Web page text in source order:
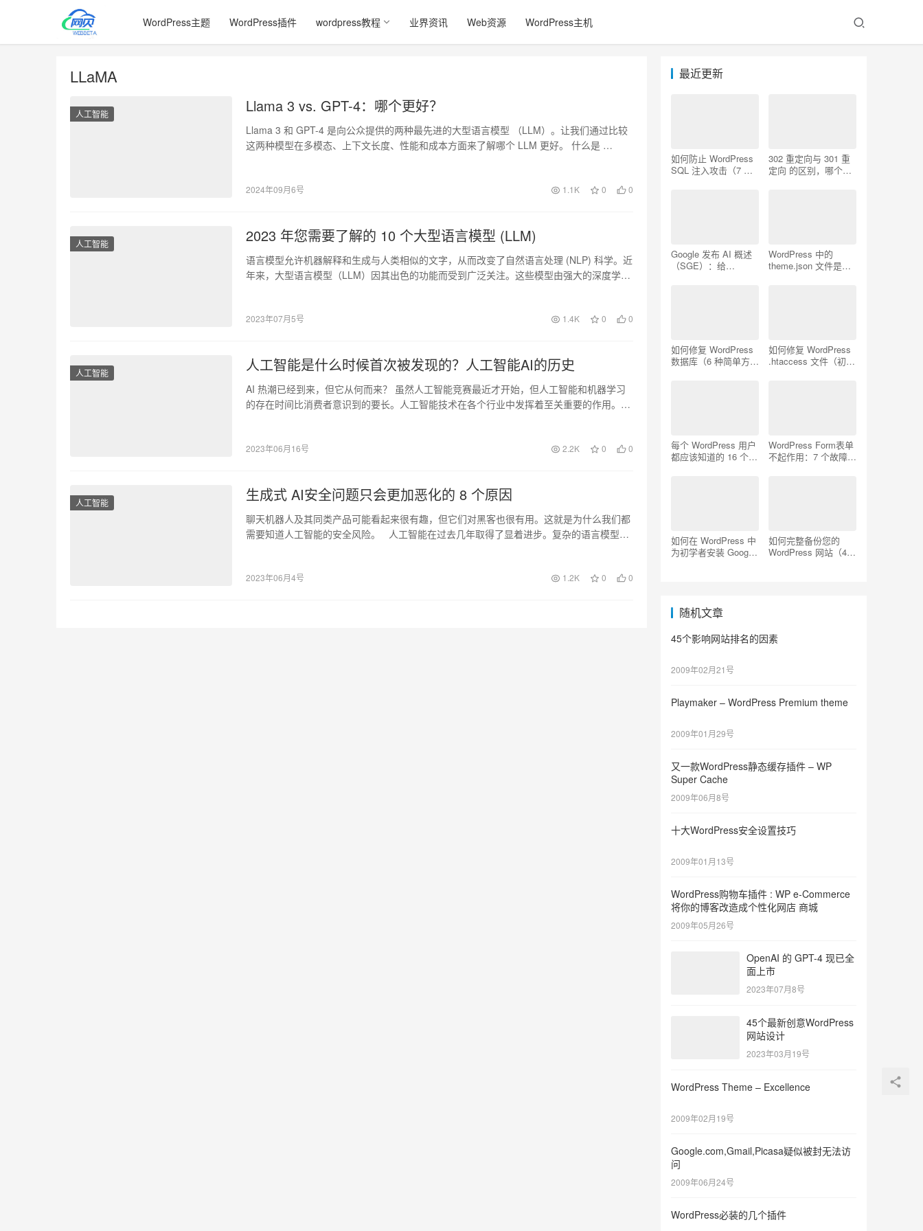
WordPress主题 WordPress插件 wordpress教程 业界资讯 Web资源 WordPress主机
LLaMA
人工智能 Llama 3 vs. GPT-4：哪个更好？
Llama 3 和 GPT-4 是向公众提供的两种最先进的大型语言模型 （LLM）。让我们通过比较
这两种模型在多模态、上下文长度、性能和成本方面来了解哪个 LLM 更好。 什么是 …
2024年09月6号 1.1K 0 0
人工智能 2023 年您需要了解的 10 个大型语言模型 (LLM)
语言模型允许机器解释和生成与人类相似的文字，从而改变了自然语言处理 (NLP) 科学。近
年来，大型语言模型（LLM）因其出色的功能而受到广泛关注。这些模型由强大的深度学习
2023年07月5号 1.4K 0 0
人工智能 人工智能是什么时候首次被发现的？人工智能AI的历史
AI 热潮已经到来，但它从何而来？ 虽然人工智能竞赛最近才开始，但人工智能和机器学习
的存在时间比消费者意识到的要长。人工智能技术在各个行业中发挥着至关重要的作用。他
2023年06月16号 2.2K 0 0
人工智能 生成式 AI安全问题只会更加恶化的 8 个原因
聊天机器人及其同类产品可能看起来很有趣，但它们对黑客也很有用。这就是为什么我们都
需要知道人工智能的安全风险。 人工智能在过去几年取得了显着进步。复杂的语言模型可
2023年06月4号 1.2K 0 0
最近更新
如何防止 WordPress
SQL 注入攻击（7 个
302 重定向与 301 重
定向 的区别，哪个更
Google 发布 AI 概述
（SGE）：给
WordPress 中的
theme.json 文件是什
如何修复 WordPress
数据库（6 种简单方
如何修复 WordPress
.htaccess 文件（初学
每个 WordPress 用户
都应该知道的 16 个
WordPress Form表单
不起作用：7 个故障排
如何在 WordPress 中
为初学者安装 Google
如何完整备份您的
WordPress 网站（4
随机文章
45个影响网站排名的因素
2009年02月21号
Playmaker – WordPress Premium theme
2009年01月29号
又一款WordPress静态缓存插件 – WP
Super Cache
2009年06月8号
十大WordPress安全设置技巧
2009年01月13号
WordPress购物车插件 : WP e-Commerce
将你的博客改造成个性化网店 商城
2009年05月26号
OpenAI 的 GPT-4 现已全
面上市
2023年07月8号
45个最新创意WordPress
网站设计
2023年03月19号
WordPress Theme – Excellence
2009年02月19号
Google.com,Gmail,Picasa疑似被封无法访
问
2009年06月24号
WordPress必装的几个插件